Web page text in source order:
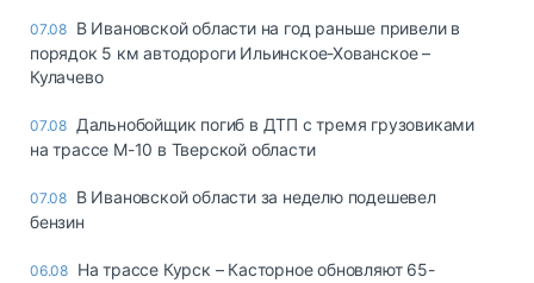
07.08 В Ивановской области на год раньше привели в
порядок 5 км автодороги Ильинское-Хованское –
Кулачево
07.08 Дальнобойщик погиб в ДТП с тремя грузовиками
на трассе М-10 в Тверской области
07.08 В Ивановской области за неделю подешевел
бензин
06.08 На трассе Курск – Касторное обновляют 65-